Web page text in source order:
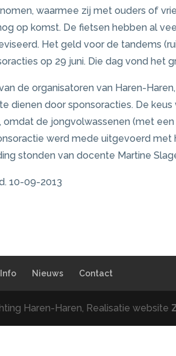
waarmee zij met ouders of
op komst. De fietsen hebben al
Het geld voor de tandems
op 29 juni. Die dag vond het
de organisatoren van Haren-
dienen door sponsoracties. De
omdat de jongvolwassenen (met
werd mede uitgevoerd
stonden van docente Martine
10-09-2013
Info Nieuws Contact
Haren-Haren, Realisatie website